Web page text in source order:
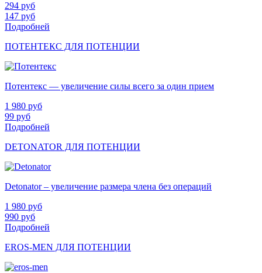
294 руб
147 руб
Подробней
ПОТЕНТЕКС ДЛЯ ПОТЕНЦИИ
Потентекс — увеличение силы всего за один прием
1 980 руб
99 руб
Подробней
DETONATOR ДЛЯ ПОТЕНЦИИ
Detonator – увеличение размера члена без операций
1 980 руб
990 руб
Подробней
EROS-MEN ДЛЯ ПОТЕНЦИИ